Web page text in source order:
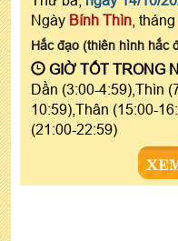
Ngày Bính Thìn , tháng
Hắc đạo (thiên hình hắc
GIỜ TỐT TRONG
Dần (3:00-4:59),Thìn
10:59),Thân (15:00-
(21:00-22:59)